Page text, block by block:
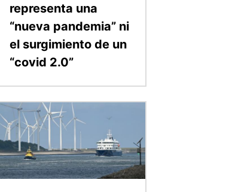
representa una
“nueva pandemia” ni
el surgimiento de un
“covid 2.0”
Imagen